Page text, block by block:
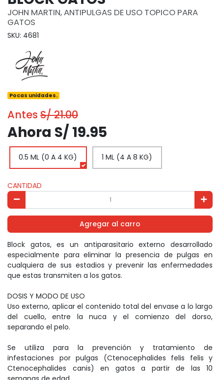
JOHN MARTIN, ANTIPULGAS DE USO TOPICO PARA
GATOS
SKU: 4681
Pocas unidades.
Antes S/ 21.00
Ahora S/ 19.95
0.5 ML (0 A 4 KG) 1 ML (4 A 8 KG)
CANTIDAD
Agregar al carro
Block gatos, es un antiparasitario externo desarrollado
especialmente para eliminar la presencia de pulgas en
cualquiera de sus estadios y prevenir las enfermedades
que estas transmiten a los gatos.
DOSIS Y MODO DE USO
Uso externo, aplicar el contenido total del envase a lo largo
del cuello, entre la nuca y el comienzo del dorso,
separando el pelo.
Se utiliza para la prevención y tratamiento de
infestaciones por pulgas (Ctenocephalides felis felis y
Ctenocephalides canis) en gatos a partir de las 10